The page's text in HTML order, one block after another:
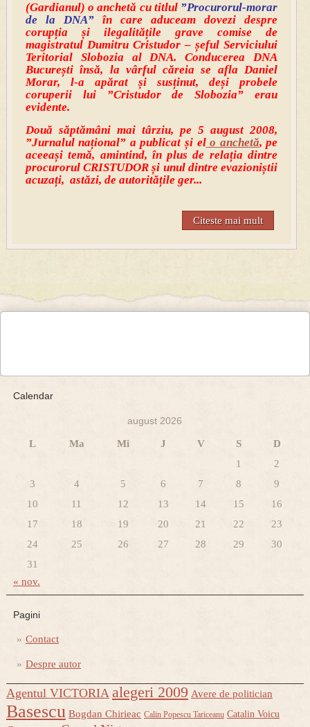
(Gardianul) o anchetă cu titlul ”Procurorul-morar
de la DNA” în care aduceam dovezidespre
corupția și ilegalitățile grave comise de
magistratul Dumitru Cristudor – șeful Serviciului
Teritorial Slobozia al DNA. Conducerea DNA
București însă, la vârful căreia se afla Daniel
Morar, l-a apărat și susținut, deși probele
coruperii lui ”Cristudor de Slobozia” erau
evidente.
Două săptămâni mai târziu, pe 5 august 2008,
”Jurnalul național” a publicat și elo anchetă, pe
aceeași temă, amintind, în plus de relația dintre
procurorul CRISTUDOR și unul dintre evazioniștii
acuzați, astăzi, de autoritățile ger...
Citeste mai mult
Calendar
august 2026
L Ma Mi J V S
D
1
2
3
4 5 6 7 8
9
10
11 12 13 14 15
16
17
18 19 20 21 22
23
24
25 26 27 28 29
30
31
« nov.
Pagini
Contact
Despre autor
Agentul VICTORIA alegeri 2009 Avere de politician
Basescu Bogdan Chirieac Calin Popescu Tariceanu Catalin Voicu